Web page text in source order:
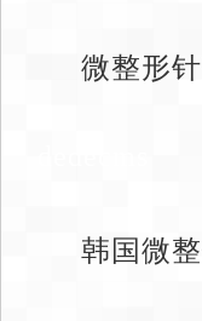
微整形
韩国微